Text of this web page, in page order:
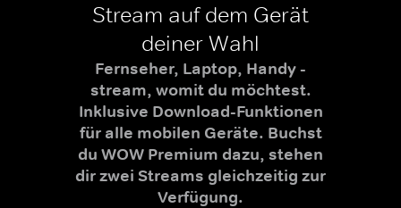
Stream auf dem Gerät
deiner Wahl
Fernseher, Laptop, Handy -
stream, womit du möchtest.
Inklusive Download-Funktionen
für alle mobilen Geräte. Buchst
du WOW Premium dazu, stehen
dir zwei Streams gleichzeitig zur
Verfügung.